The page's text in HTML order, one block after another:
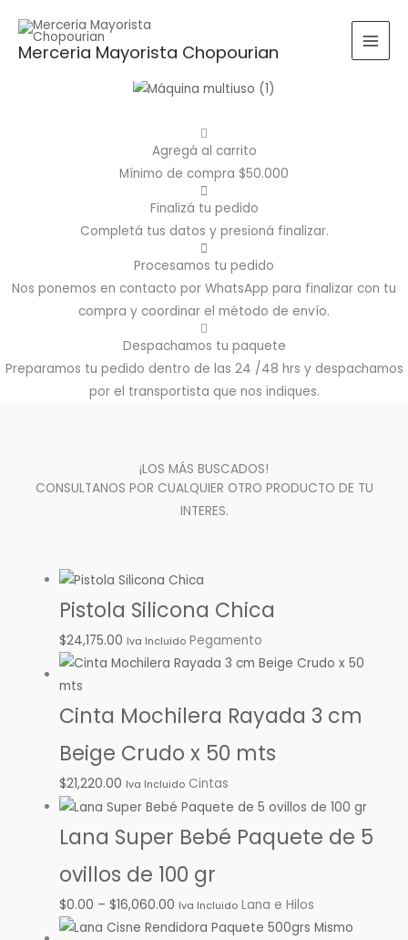
contenido
Merceria Mayorista Chopourian
por:
BUSCAR
Agregá al carrito
Mínimo de compra $50.000
Finalizá tu pedido
Completá tus datos y presioná finalizar.
Procesamos tu pedido
Nos ponemos en contacto por WhatsApp para finalizar con tu
compra y coordinar el método de envío.
Despachamos tu paquete
Preparamos tu pedido dentro de las 24 /48 hrs y despachamos
por el transportista que nos indiques.
¡LOS MÁS BUSCADOS!
CONSULTANOS POR CUALQUIER OTRO PRODUCTO DE TU
INTERES.
Pistola Silicona Chica
$24,175.00 Iva Incluido Pegamento
Cinta Mochilera Rayada 3 cm
Beige Crudo x 50 mts
$21,220.00 Iva Incluido Cintas
Lana Super Bebé Paquete de 5
ovillos de 100 gr
$0.00 – $16,060.00
precios:
desde
hasta
$16,060.00
Iva Incluido Lana e Hilos
precios:
desde
hasta
$14,600.00